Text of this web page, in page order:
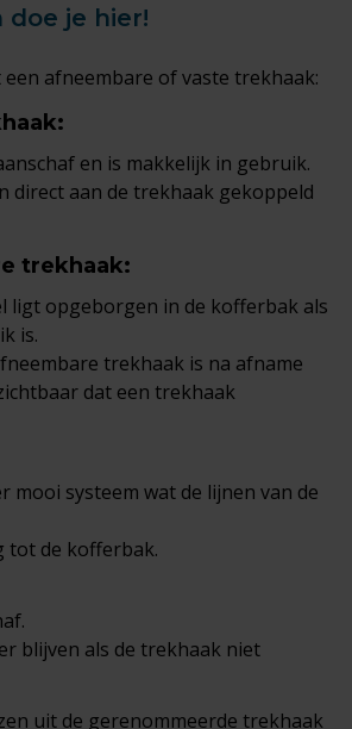
doe je hier!
een afneembare of vaste trekhaak:
:
en is makkelijk in gebruik.
direct aan de trekhaak gekoppeld
trekhaak:
ligt opgeborgen in de kofferbak als
is.
trekhaak is na afname
dat een trekhaak
mooi systeem wat de lijnen van de
tot de kofferbak.
blijven als de trekhaak niet
uit de gerenommeerde trekhaak